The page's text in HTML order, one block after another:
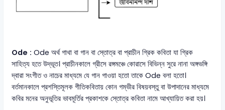
Ode :Ode অর্থ গাথা বা গান বা স্তোত্র বা প্রাচীন গ্রিক কবিতা যা গ্রিক
সাহিত্য হতে উদ্ভূত। প্রাচীনকালে গ্রীসে রঙ্গমঞ্চে কোরাসে বিভিন্ন সুরে নানা অঙ্গভঙ্গি
দ্বারা সংগীত ও নাচের মাধ্যমে যে গান গাওয়া হতো তাকে Ode বলা হতো।
বর্তমানকালে প্রশস্তিমূলক গীতিকবিতায় কোন গম্ভীর বিষয়বস্তু বা উপাদানের মাধ্যমে
কবির মনের অনুভূতির ভাবমূর্তির প্রকাশকে স্তোত্র কবিতা নামে আখ্যায়িত করা হয়।